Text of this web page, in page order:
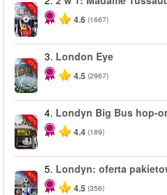
-40%
4.6 (1667)
-25%
3. London Eye
4.5 (2967)
-40%
4. Londyn Big Bus hop-
4.4 (189)
-60%
5. Londyn: oferta
4.5 (356)